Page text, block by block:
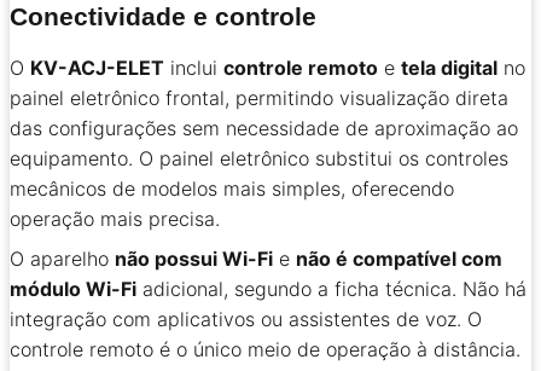
Conectividade e controle
O KV-ACJ-ELET inclui controle remoto e tela digital no
painel eletrônico frontal, permitindo visualização direta
das configurações sem necessidade de aproximação ao
equipamento. O painel eletrônico substitui os controles
mecânicos de modelos mais simples, oferecendo
operação mais precisa.
O aparelho não possui Wi-Fi e não é compatível com
módulo Wi-Fi adicional, segundo a ficha técnica. Não há
integração com aplicativos ou assistentes de voz. O
controle remoto é o único meio de operação à distância.